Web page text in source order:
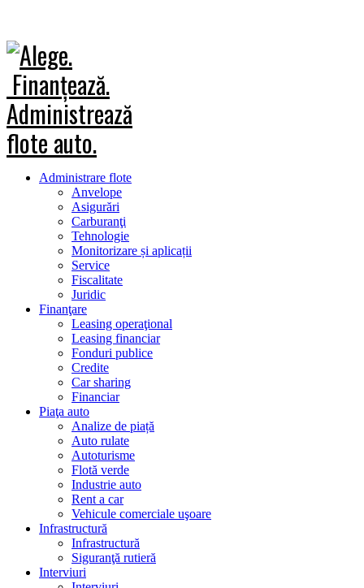
Administrare flote
Anvelope
Asigurări
Carburanţi
Tehnologie
Monitorizare și aplicații
Service
Fiscalitate
Juridic
Finanţare
Leasing operaţional
Leasing financiar
Fonduri publice
Credite
Car sharing
Financiar
Piaţa auto
Analize de piață
Auto rulate
Autoturisme
Flotă verde
Industrie auto
Rent a car
Vehicule comerciale uşoare
Infrastructură
Infrastructură
Siguranţă rutieră
Interviuri